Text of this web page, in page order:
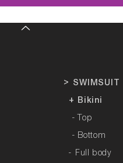
> SWIMSUIT
+ Bikini
- Top
- Bottom
- Full body